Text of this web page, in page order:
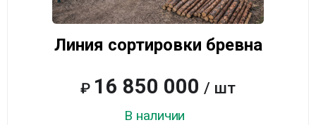
Линия сортировки бревна
₽ 16 850 000 / шт
В наличии